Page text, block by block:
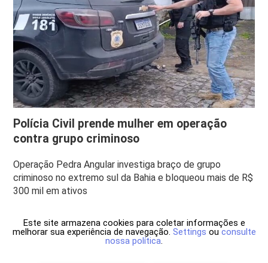
Polícia Civil prende mulher em operação
contra grupo criminoso
Operação Pedra Angular investiga braço de grupo
criminoso no extremo sul da Bahia e bloqueou mais de R$
300 mil em ativos
Este site armazena cookies para coletar informações e
melhorar sua experiência de navegação. Settings ou consulte
nossa política.